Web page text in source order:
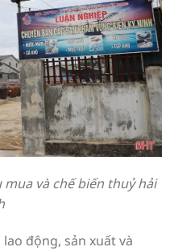
mua và chế biến thuỷ hải
động, sản xuất và